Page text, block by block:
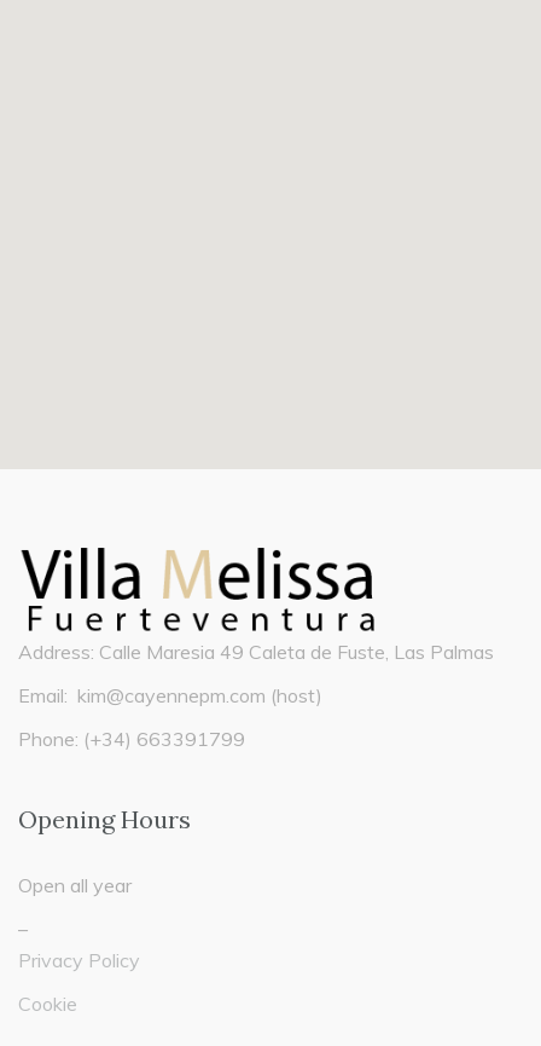
Address: Calle Maresia 49 Caleta de Fuste, Las Palmas
Email: kim@cayennepm.com (host)
Phone: (+34) 663391799
Opening Hours
Open all year
–
Privacy Policy
Cookie